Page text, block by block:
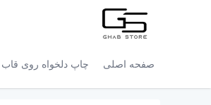
صفحه اصلی چاپ دلخواه روی